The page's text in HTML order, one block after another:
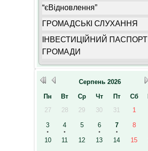
“єВідновлення”
ГРОМАДСЬКІ СЛУХАННЯ
ІНВЕСТИЦІЙНИЙ ПАСПОРТ
ГРОМАДИ
Серпень 2026
Пн
Вт Ср Чт Пт Сб
27
28 29 30 31 1
3 4 5 6 7 8
10 11 12 13 14 15